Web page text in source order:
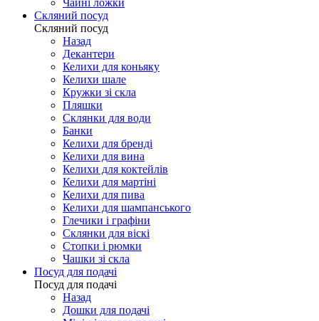
Чайні ложки
Скляний посуд
Скляний посуд
Назад
Декантери
Келихи для коньяку
Келихи шале
Кружки зі скла
Пляшки
Склянки для води
Банки
Келихи для бренді
Келихи для вина
Келихи для коктейлів
Келихи для мартіні
Келихи для пива
Келихи для шампанського
Глечики і графіни
Склянки для віскі
Стопки і рюмки
Чашки зі скла
Посуд для подачі
Посуд для подачі
Назад
Дошки для подачі